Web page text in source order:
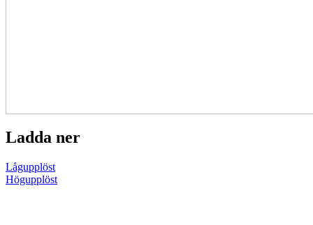
Ladda ner
Lågupplöst
Högupplöst